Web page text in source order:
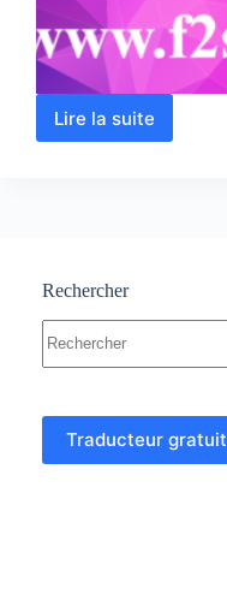
Lire la suite
Géologie
TP
TD
–
Rechercher
résultat
Traducteur gratuit